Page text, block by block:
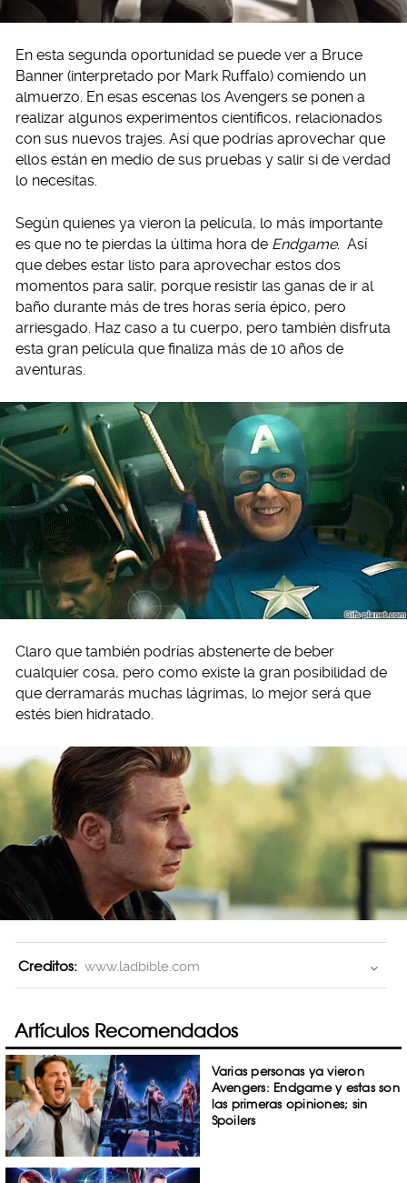
En esta segunda oportunidad se puede ver a Bruce
Banner (interpretado por Mark Ruffalo) comiendo un
almuerzo. En esas escenas los Avengers se ponen a
realizar algunos experimentos científicos, relacionados
con sus nuevos trajes. Así que podrías aprovechar que
ellos están en medio de sus pruebas y salir si de verdad
lo necesitas.
Según quienes ya vieron la película, lo más importante
es que no te pierdas la última hora de Endgame. Así
que debes estar listo para aprovechar estos dos
momentos para salir, porque resistir las ganas de ir al
baño durante más de tres horas sería épico, pero
arriesgado. Haz caso a tu cuerpo, pero también disfruta
esta gran película que finaliza más de 10 años de
aventuras.
Claro que también podrías abstenerte de beber
cualquier cosa, pero como existe la gran posibilidad de
que derramarás muchas lágrimas, lo mejor será que
estés bien hidratado.
Creditos: www.ladbible.com
Artículos Recomendados
Varias personas ya vieron
Avengers: Endgame y estas son
las primeras opiniones; sin
Spoilers